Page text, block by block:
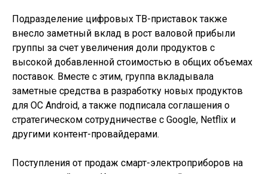
Подразделение цифровых ТВ-приставок также
внесло заметный вклад в рост валовой прибыли
группы за счет увеличения доли продуктов с
высокой добавленной стоимостью в общих объемах
поставок. Вместе с этим, группа вкладывала
заметные средства в разработку новых продуктов
для ОС Android, а также подписала соглашения о
стратегическом сотрудничестве с Google, Netflix и
другими контент-провайдерами.
Поступления от продаж смарт-электроприборов на